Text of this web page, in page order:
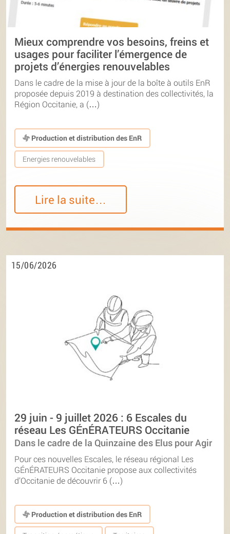
Mieux comprendre vos besoins, freins et
usages pour faciliter l’émergence de
projets d’énergies renouvelables
Dans le cadre de la mise à jour de la boîte à outils EnR
proposée depuis 2019 à destination des collectivités, la
Région Occitanie, a (…)
Production et distribution des EnR
Energies renouvelables
Lire la suite…
15/06/2026
29 juin - 9 juillet 2026 : 6 Escales du
réseau Les GÉnÉRATEURS Occitanie
Dans le cadre de la Quinzaine des Elus pour Agir
Pour ces nouvelles Escales, le réseau régional Les
GÉnÉRATEURS Occitanie propose aux collectivités
d’Occitanie de découvrir 6 (…)
Production et distribution des EnR